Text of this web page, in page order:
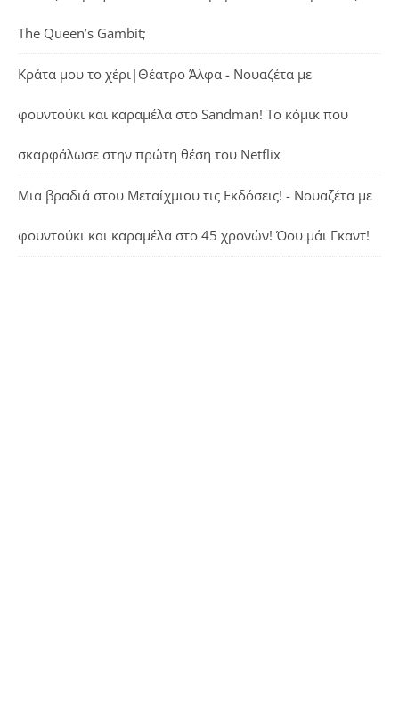
The Queen’s Gambit;
Κράτα μου το χέρι|Θέατρο Άλφα - Νουαζέτα με
φουντούκι και καραμέλα στο Sandman! Το κόμικ που
σκαρφάλωσε στην πρώτη θέση του Netflix
Μια βραδιά στου Μεταίχμιου τις Εκδόσεις! - Νουαζέτα με
φουντούκι και καραμέλα στο 45 χρονών! Όου μάι Γκαντ!